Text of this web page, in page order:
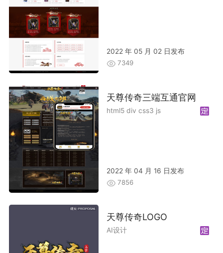
2022 年 05 月 02 日发布
7349
天尊传奇三端互通官网
html5 div css3 js
2022 年 04 月 16 日发布
7856
天尊传奇LOGO
AI设计